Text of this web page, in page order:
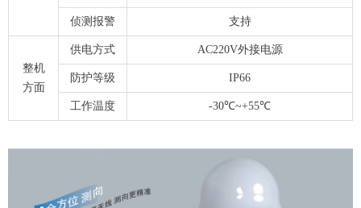
侦测报警 支持
整机
方面
供电方式 AC220V外接电源
防护等级 IP66
工作温度 -30℃~+55℃